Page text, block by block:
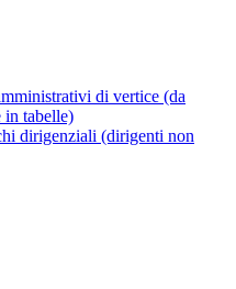
di vertice (da
in tabelle)
dirigenziali (dirigenti non